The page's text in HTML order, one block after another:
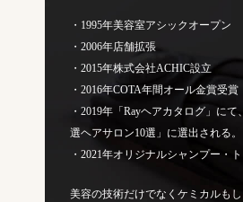
・1995年美容室アシックオープン
・2006年店舗拡張
・2015年株式会社ACHIC設立
・2016年COTA年間オール金賞受賞
・2019年「Rayヘアカタログ」に
選ヘアサロン10選」に選出される。
・2021年オリジナルシャンプー・
美容の技術だけでなくケミカルも